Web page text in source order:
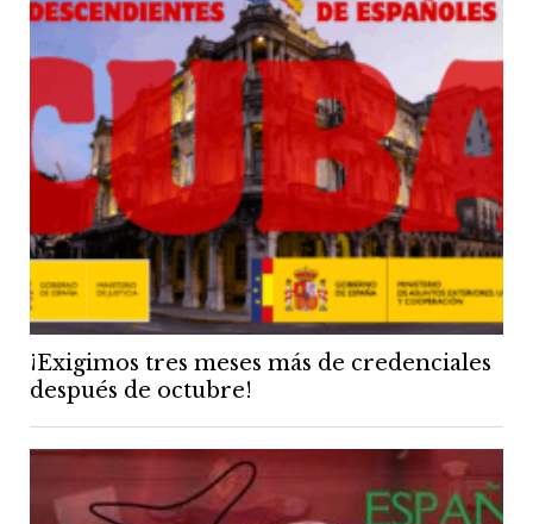
¡Exigimos tres meses más de credenciales
después de octubre!